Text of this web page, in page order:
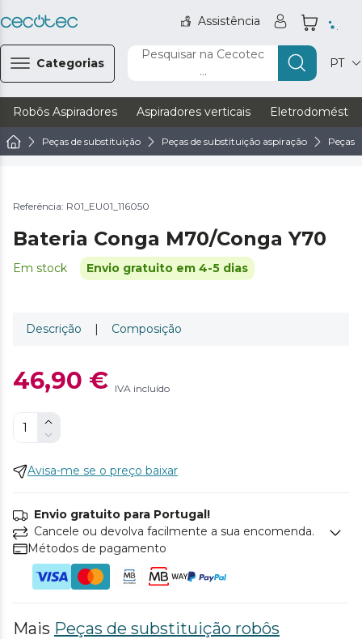
Assistência
Categorias
Pesquisar na Cecotec
...
PT
Robôs Aspiradores Aspiradores verticais
Peças de substituição Peças de substituição aspiração Peças
Referência: R01_EU01_116050
Bateria Conga M70/Conga Y70
Em stock Envio gratuito em 4-5 dias
Descrição | Composição
46,90 € IVA incluído
Avisa-me se o preço baixar
Envio gratuito para Portugal!
Cancele ou devolva facilmente a sua encomenda.
Métodos de pagamento
Mais Peças de substituição robôs